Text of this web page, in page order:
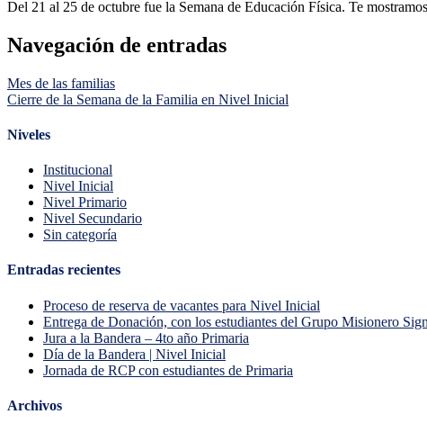
Del 21 al 25 de octubre fue la Semana de Educación Física. Te
Navegación de entradas
Mes de las familias
Cierre de la Semana de la Familia en Nivel Inicial
Niveles
Institucional
Nivel Inicial
Nivel Primario
Nivel Secundario
Sin categoría
Entradas recientes
Proceso de reserva de vacantes para Nivel Inicial
Entrega de Donación, con los estudiantes del Grupo Misionero
Jura a la Bandera – 4to año Primaria
Día de la Bandera | Nivel Inicial
Jornada de RCP con estudiantes de Primaria
Archivos